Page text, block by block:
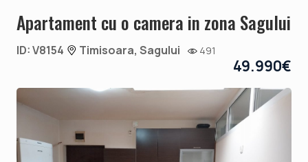
Apartament cu o camera in zona Sagului
ID: V8154 Timisoara, Sagului 491
49.990€